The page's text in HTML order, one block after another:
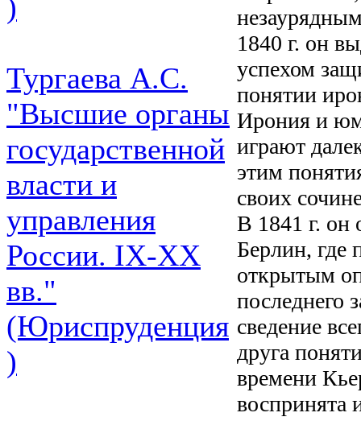
)
Тургаева А.С.
"Высшие органы
государственной
власти и
управления
России. IХ-ХХ
вв."
(Юриспруденция
)
1840 г. он
успехом
понятии
Ирония и
играют
этим
своих
В 1841 г. он
Берлин, где
открытым
последнего
сведение
друга
времени
воспринята